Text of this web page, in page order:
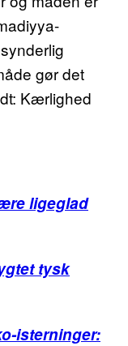
gør det
Kærlighed
ligeglad
tysk
isterninger: